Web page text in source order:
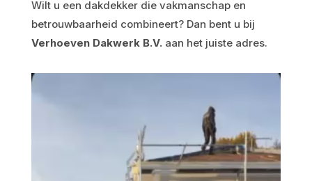
Wilt u een dakdekker die vakmanschap en
betrouwbaarheid combineert? Dan bent u bij
Verhoeven Dakwerk B.V. aan het juiste adres.